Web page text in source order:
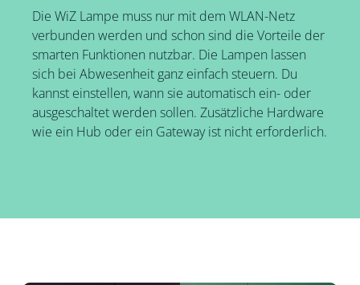
Die WiZ Lampe muss nur mit dem WLAN-Netz
verbunden werden und schon sind die Vorteile der
smarten Funktionen nutzbar. Die Lampen lassen
sich bei Abwesenheit ganz einfach steuern. Du
kannst einstellen, wann sie automatisch ein- oder
ausgeschaltet werden sollen. Zusätzliche Hardware
wie ein Hub oder ein Gateway ist nicht erforderlich.